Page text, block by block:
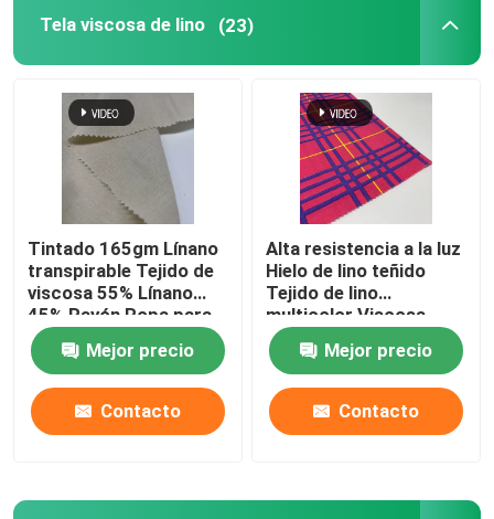
Tela viscosa de lino (23)
Tintado 165gm Línano
transpirable Tejido de
viscosa 55% Línano
45% Rayón Ropa para
mujeres
Mejor precio
Contacto
Alta resistencia a la luz
Hielo de lino teñido
Tejido de lino
multicolor Viscosa
Resistencia a las
arrugasMejor precio
Contacto